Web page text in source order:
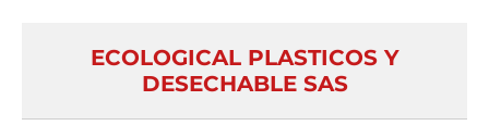
ECOLOGICAL PLASTICOS Y
DESECHABLE SAS